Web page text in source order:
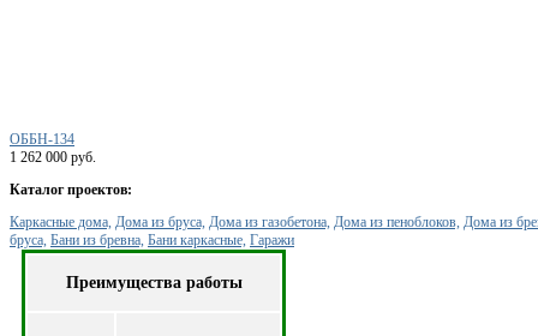
ОББН-134
1 262 000 руб.
Каталог проектов:
Каркасные дома, Дома из бруса, Дома из газобетона, Дома из пеноблоков, Дома из
бруса, Бани из бревна, Бани каркасные, Гаражи
Преимущества работы